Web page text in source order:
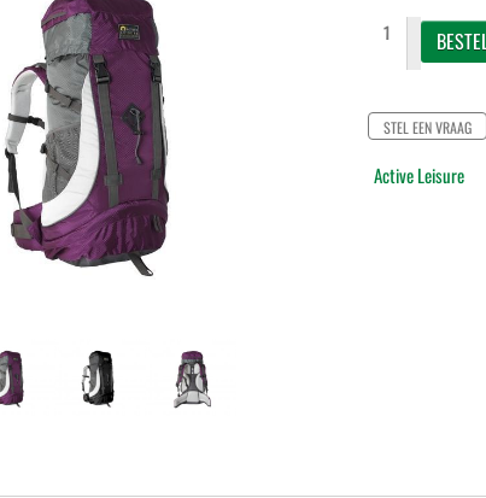
STEL EEN VRAAG
Active Leisure